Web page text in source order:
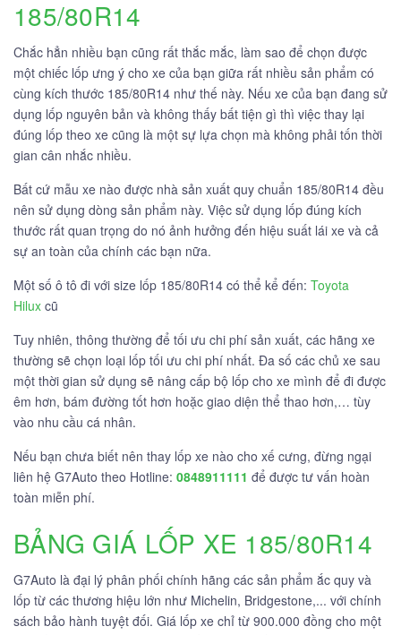
185/80R14
Chắc hẳn nhiều bạn cũng rất thắc mắc, làm sao để chọn được
một chiếc lốp ưng ý cho xe của bạn giữa rất nhiều sản phẩm có
cùng kích thước 185/80R14 như thế này. Nếu xe của bạn đang sử
dụng lốp nguyên bản và không thấy bất tiện gì thì việc thay lại
đúng lốp theo xe cũng là một sự lựa chọn mà không phải tốn thời
gian cân nhắc nhiều.
Bất cứ mẫu xe nào được nhà sản xuất quy chuẩn 185/80R14 đều
nên sử dụng dòng sản phẩm này. Việc sử dụng lốp đúng kích
thước rất quan trọng do nó ảnh hưởng đến hiệu suất lái xe và cả
sự an toàn của chính các bạn nữa.
Một số ô tô đi với size lốp 185/80R14 có thể kể đến: Toyota
Hilux cũ
Tuy nhiên, thông thường để tối ưu chi phí sản xuất, các hãng xe
thường sẽ chọn loại lốp tối ưu chi phí nhất. Đa số các chủ xe sau
một thời gian sử dụng sẽ nâng cấp bộ lốp cho xe mình để đi được
êm hơn, bám đường tốt hơn hoặc giao diện thể thao hơn,… tùy
vào nhu cầu cá nhân.
Nếu bạn chưa biết nên thay lốp xe nào cho xế cưng, đừng ngại
liên hệ G7Auto theo Hotline: 0848911111 để được tư vấn hoàn
toàn miễn phí.
BẢNG GIÁ LỐP XE 185/80R14
G7Auto là đại lý phân phối chính hãng các sản phẩm ắc quy và
lốp từ các thương hiệu lớn như Michelin, Bridgestone,... với chính
sách bảo hành tuyệt đối. Giá lốp xe chỉ từ 900.000 đồng cho một